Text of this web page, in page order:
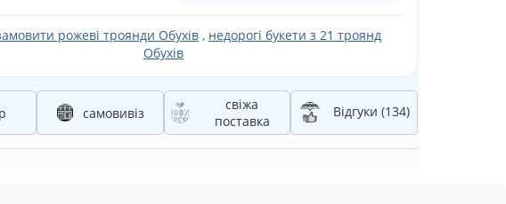
рожеві троянди Обухів , недорогі букети з 21 троянд
Обухів
самовивіз
свіжа
поставка
Відгуки (134)